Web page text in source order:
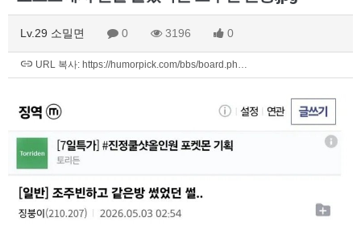
Lv.29 소밀면 0 3196 0
URL 복사: https://humorpick.com/bbs/board.ph…